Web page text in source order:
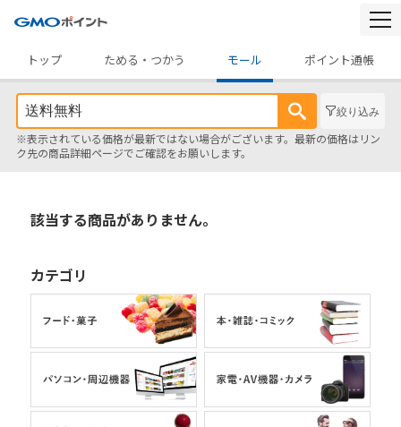
トップ
ためる・つかう モール ポイント通帳
絞り込み
※表示されている価格が最新ではない場合がございます。最新の価格はリン
ク先の商品詳細ページでご確認をお願いします。
該当する商品がありません。
カテゴリ